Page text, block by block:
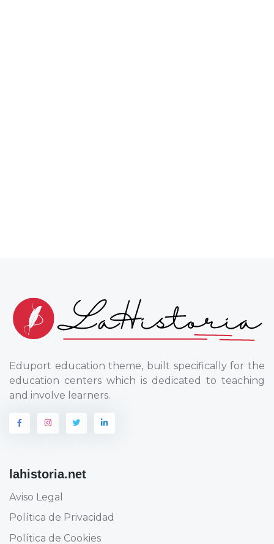
Eduport education theme, built specifically for the
education centers which is dedicated to teaching
and involve learners.
lahistoria.net
Aviso Legal
Política de Privacidad
Política de Cookies